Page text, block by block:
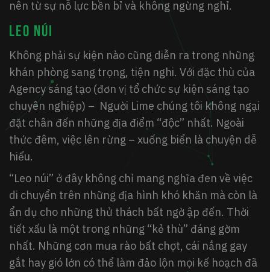
nên từ sự nỗ lực bền bỉ và không ngừng nghỉ.
LEO NÚI
Không phải sự kiện nào cũng diễn ra trong những
khán phòng sang trọng, tiện nghi. Với đặc thù của
Agency sáng tạo (đơn vị tổ chức sự kiện sáng tạo
chuyên nghiệp) – Người Lime chúng tôi không ngại
đặt chân đến những địa điểm “độc” nhất. Ngoài
thức đêm, việc lên rừng – xuống biển là chuyện dễ
hiểu.
“Leo núi” ở đây không chỉ mang nghĩa đen về việc
di chuyển trên những địa hình khó khăn mà còn là
ẩn dụ cho những thử thách bất ngờ ập đến. Thời
tiết xấu là một trong những “kẻ thù” đáng gờm
nhất. Những cơn mưa rào bất chợt, cái nắng gay
gắt hay gió lớn có thể làm đảo lộn mọi kế hoạch đã